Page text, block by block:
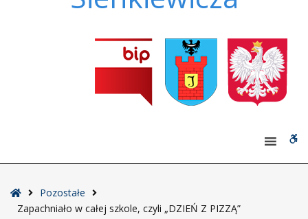
Strona
główna
Pozostałe
Zapachniało w całej szkole, czyli „DZIEŃ Z PIZZĄ”